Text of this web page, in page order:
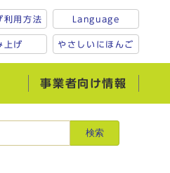
利用方法
上げ
Language
やさしいにほんご
事業者向け情報
検索